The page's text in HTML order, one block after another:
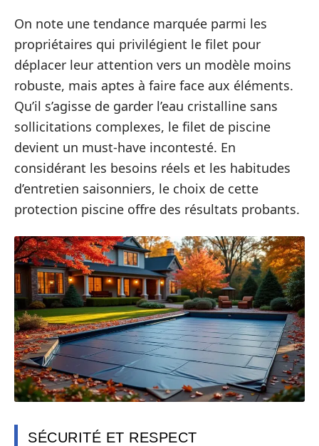
On note une tendance marquée parmi les
propriétaires qui privilégient le filet pour
déplacer leur attention vers un modèle moins
robuste, mais aptes à faire face aux éléments.
Qu’il s’agisse de garder l’eau cristalline sans
sollicitations complexes, le filet de piscine
devient un must-have incontesté. En
considérant les besoins réels et les habitudes
d’entretien saisonniers, le choix de cette
protection piscine offre des résultats probants.
SÉCURITÉ ET RESPECT